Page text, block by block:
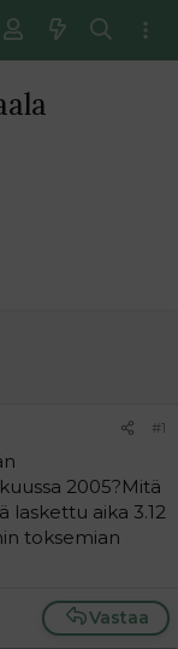
#1
2005?Mitä
laskettu aika 3.12
toksemian
Vastaa